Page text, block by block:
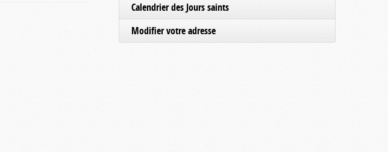
Calendrier des Jours saints
Modifier votre adresse